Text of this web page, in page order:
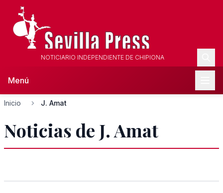
NOTICIARIO INDEPENDIENTE DE CHIPIONA
Menú
Inicio J. Amat
Noticias de J. Amat